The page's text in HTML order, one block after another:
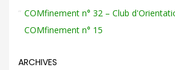
COMfinement n° 32 – Club
COMfinement n° 15
ARCHIVES